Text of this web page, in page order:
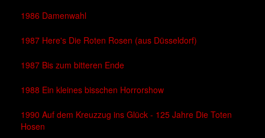
1986 Damenwahl
1987 Here's Die Roten Rosen (aus Düsseldorf)
1987 Bis zum bitteren Ende
1988 Ein kleines bisschen Horrorshow
1990 Auf dem Kreuzzug ins Glück - 125 Jahre Die Toten
Hosen